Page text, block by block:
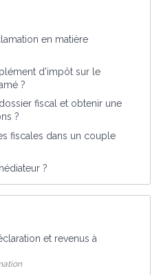
en matière
d'impôt sur le
?
fiscal et obtenir une
?
fiscales dans un couple
?
et revenus à